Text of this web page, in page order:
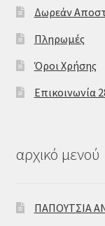
Δωρεάν
Πληρωμές
Όροι Χρήσης
Επικοινωνία
αρχικό μενού
ΠΑΠΟΥΤΣΙΑ